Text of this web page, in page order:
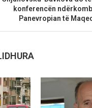
konferencën
Panevropian të